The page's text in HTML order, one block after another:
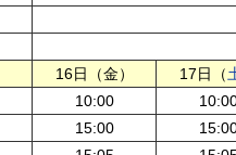
16日（金） 17日（
10:00
15:00